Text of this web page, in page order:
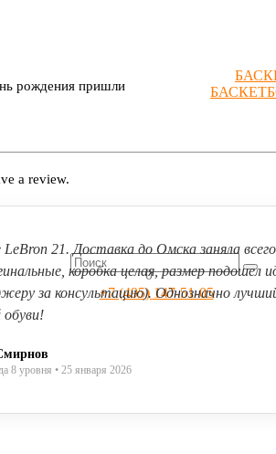
0
+7 (495) 147-51-05
рождения пришли
a review.
LeBron 21. Доставка до Омска заняла
коробка целая, размер подошел
за консультацию). Однозначно
обуви!
8 уровня • 25 января 2026